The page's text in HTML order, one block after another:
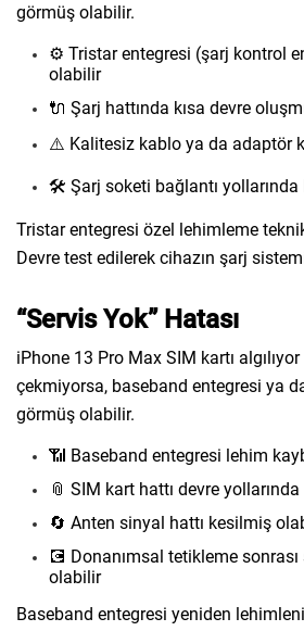
görmüş olabilir.
⚙️ Tristar entegresi (şarj kontrol
olabilir
🔌 Şarj hattında kısa devre
⚠️ Kalitesiz kablo ya da adaptör
🛠️ Şarj soketi bağlantı
Tristar entegresi özel lehimleme
Devre test edilerek cihazın şarj
“Servis Yok” Hatası
iPhone 13 Pro Max SIM kartı
çekmiyorsa, baseband entegresi ya
görmüş olabilir.
📶 Baseband entegresi lehim
📎 SIM kart hattı devre
🔄 Anten sinyal hattı kesilmiş
💽 Donanımsal tetikleme
olabilir
Baseband entegresi yeniden